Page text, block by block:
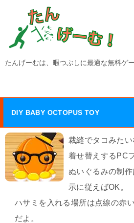
たんげーむは、暇つぶしに最適な無料ゲ
DIY BABY OCTOPUS TOY
裁縫でタコみた
着せ替えするPC
ぬいぐるみの制
示に従えばOK。
ハサミを入れる場所は点線の赤
だよ。